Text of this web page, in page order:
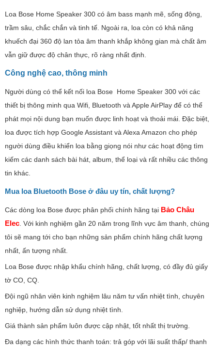
Loa Bose Home Speaker 300 có âm bass mạnh mẽ, sống động,
trầm sâu, chắc chắn và tinh tế. Ngoài ra, loa còn có khả năng
khuếch đại 360 độ lan tỏa âm thanh khắp không gian mà chất âm
vẫn giữ được độ chân thực, rõ ràng nhất định.
Công nghệ cao, thông minh
Người dùng có thể kết nối loa Bose Home Speaker 300 với các
thiết bị thông minh qua Wifi, Bluetooth và Apple AirPlay để có thể
phát mọi nội dung bạn muốn được linh hoạt và thoải mái. Đặc biệt,
loa được tích hợp Google Assistant và Alexa Amazon cho phép
người dùng điều khiển loa bằng giọng nói như các hoạt động tìm
kiếm các danh sách bài hát, album, thể loại và rất nhiều các thông
tin khác.
Mua loa Bluetooth Bose ở đâu uy tín, chất lượng?
Các dòng loa Bose được phân phối chính hãng tại Bảo Châu
Elec . Với kinh nghiệm gần 20 năm trong lĩnh vực âm thanh, chúng
tôi sẽ mang tới cho bạn những sản phẩm chính hãng chất lượng
nhất, ấn tượng nhất.
Loa Bose được nhập khẩu chính hãng, chất lượng, có đầy đủ giấy
tờ CO, CQ.
Đội ngũ nhân viên kinh nghiệm lâu năm tư vấn nhiệt tình, chuyên
nghiệp, hướng dẫn sử dụng nhiệt tình.
Giá thành sản phẩm luôn được cập nhật, tốt nhất thị trường.
Đa dạng các hình thức thanh toán: trả góp với lãi suất thấp/ thanh